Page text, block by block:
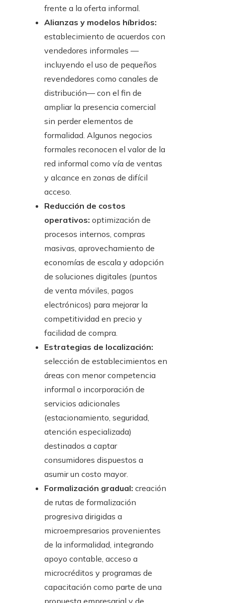
frente a la oferta informal.
Alianzas y modelos híbridos:
establecimiento de acuerdos con
vendedores informales —
incluyendo el uso de pequeños
revendedores como canales de
distribución— con el fin de
ampliar la presencia comercial
sin perder elementos de
formalidad. Algunos negocios
formales reconocen el valor de la
red informal como vía de ventas
y alcance en zonas de difícil
acceso.
Reducción de costos
operativos: optimización de
procesos internos, compras
masivas, aprovechamiento de
economías de escala y adopción
de soluciones digitales (puntos
de venta móviles, pagos
electrónicos) para mejorar la
competitividad en precio y
facilidad de compra.
Estrategias de localización:
selección de establecimientos en
áreas con menor competencia
informal o incorporación de
servicios adicionales
(estacionamiento, seguridad,
atención especializada)
destinados a captar
consumidores dispuestos a
asumir un costo mayor.
Formalización gradual: creación
de rutas de formalización
progresiva dirigidas a
microempresarios provenientes
de la informalidad, integrando
apoyo contable, acceso a
microcréditos y programas de
capacitación como parte de una